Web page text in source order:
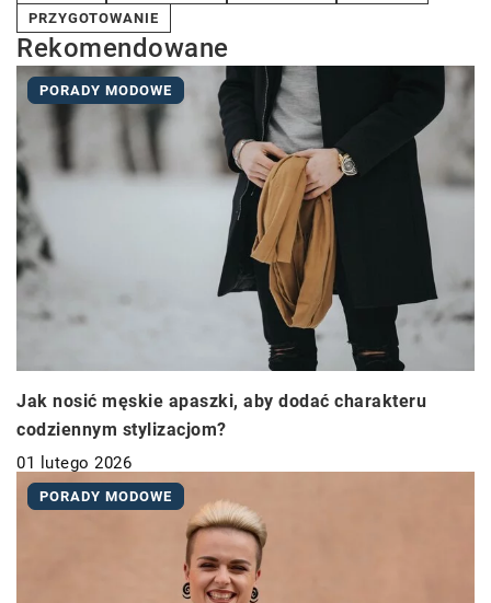
PRZYGOTOWANIE
Rekomendowane
PORADY MODOWE
Jak nosić męskie apaszki, aby dodać charakteru
codziennym stylizacjom?
01 lutego 2026
PORADY MODOWE